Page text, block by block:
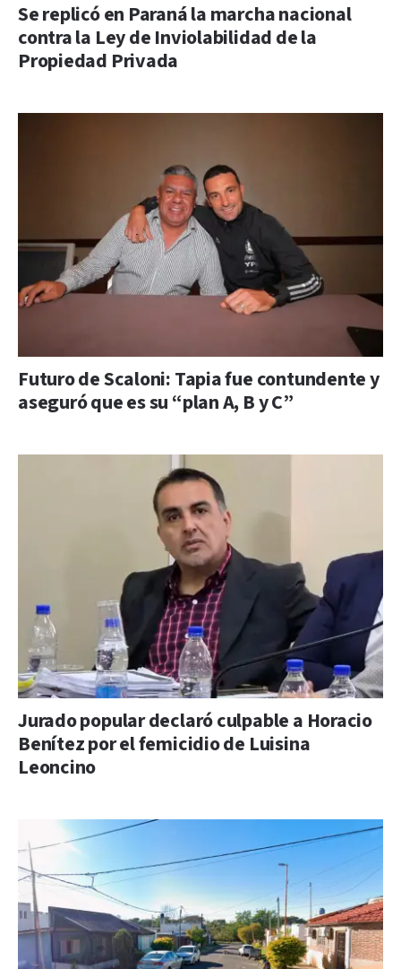
Se replicó en Paraná la marcha nacional
contra la Ley de Inviolabilidad de la
Propiedad Privada
Futuro de Scaloni: Tapia fue contundente y
aseguró que es su “plan A, B y C”
Jurado popular declaró culpable a Horacio
Benítez por el femicidio de Luisina
Leoncino